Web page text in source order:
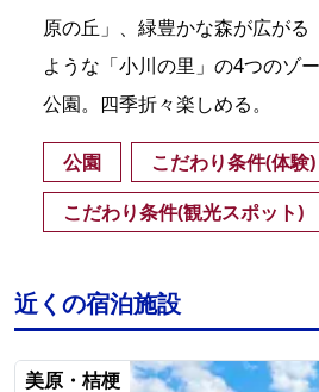
原の丘」、緑豊かな森が広がる
ような「小川の里」の4つのゾ
公園。四季折々楽しめる。
公園
こだわり条件(体験)
こだわり条件(観光スポット)
近くの宿泊施設
美原・桔梗